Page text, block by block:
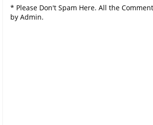
* Please Don't Spam Here. All the
by Admin.